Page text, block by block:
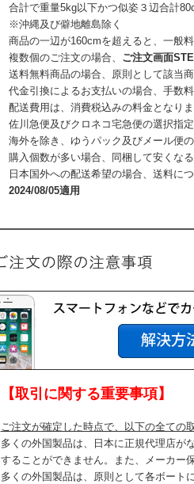
合計で重量5kg以下かつ似姿３辺合計
※沖縄及び僻地離島除く
商品の一辺が160cmを超えると、一般
複数個のご注文の場合、 ご注文画面
送料無料商品の場合、原則として該当
代金引換によるお支払いの場合、手数
配送費用は、消費税込みの料金となり
佐川急便及びクロネコ宅急便の選択指
海外を除き、ゆうパック及びメール便
購入個数が多い場合、同梱して安くな
日本国外への配送希望の場合、送料に
2024/08/05適用
【取引に関する重要事項】
ご注文が確定した時点で、以下の全ての
多くの外国製品は、日本に正規代理店が
することができません。また、メーカー
多くの外国製品は、原則として各ボート